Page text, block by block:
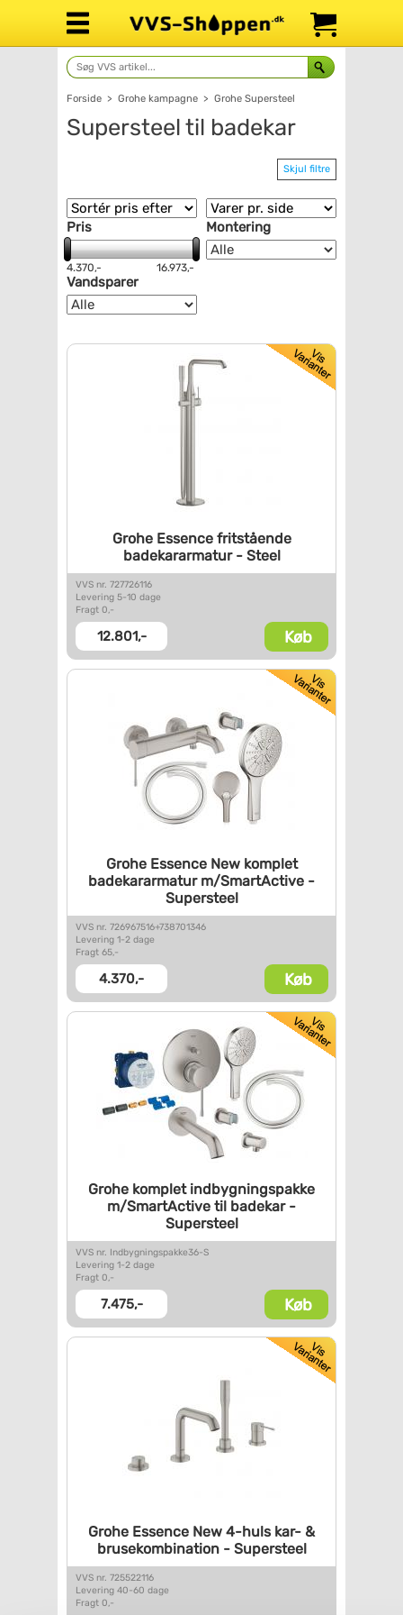
Forside > Grohe kampagne > Grohe Supersteel
Supersteel til badekar
Skjul filtre
Pris
4.370,- 16.973,-
Montering
Vandsparer
Grohe Essence fritstående
badekararmatur - Steel
VVS nr. 727726116
Levering 5-10 dage
Fragt 0,-
12.801,- Køb
Grohe Essence New komplet
badekararmatur m/SmartActive -
Supersteel
VVS nr. 726967516+738701346
Levering 1-2 dage
Fragt 65,-
4.370,- Køb
Grohe komplet indbygningspakke
m/SmartActive til badekar -
Supersteel
VVS nr. Indbygningspakke36-S
Levering 1-2 dage
Fragt 0,-
7.475,- Køb
Grohe Essence New 4-huls kar- &
brusekombination -Supersteel
VVS nr. 725522116
Levering 40-60 dage
Fragt 0,-